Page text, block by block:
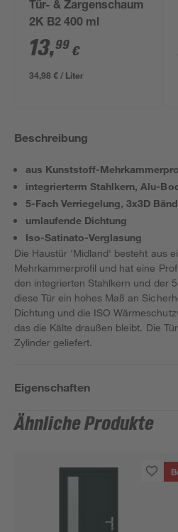
Tür- & Zargenschaum
2K B2 400 ml
13,99 €
34,98 € / Liter
Beschreibung
aus Kunststoff-
integrierterm Stahlkern, Alu-
5-Fach Verriegelung, 3x3D
umlaufende Dichtung
Iso-Satinato-Verglasung
Die Haustür 'Midland' besteht aus
Mehrkammerprofil und hat eine
den integrierten Stahlkern und der
diese Tür ein hohes Maß an
Dichtung und die ISO
das die Kälte draußen bleibt. Die
Zylinder geliefert.
Eigenschaften
Ähnliche Produkte